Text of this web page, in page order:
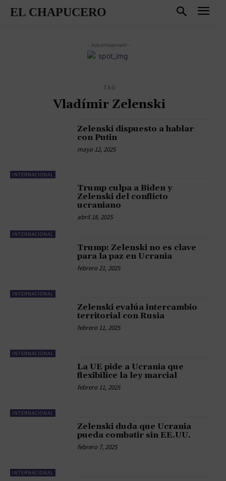
EL CHAPUCERO
- Advertisement -
TAG
Vladímir Zelenski
INTERNACIONAL
Zelenski dispuesto a hablar
con Putin
mayo 12, 2025
INTERNACIONAL
Trump culpa a Biden y
Zelenski del conflicto
ucraniano
abril 18, 2025
INTERNACIONAL
Trump: Zelenski no es clave
para la paz en Ucrania
febrero 21, 2025
INTERNACIONAL
Zelenski evalúa intercambio
territorial con Rusia
febrero 11, 2025
INTERNACIONAL
La UE pide a Ucrania que
flexibilice la ley marcial
febrero 11, 2025
INTERNACIONAL
Zelenski duda que Ucrania
pueda combatir sin EE.UU.
febrero 7, 2025